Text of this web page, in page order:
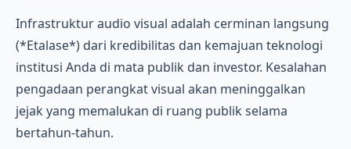
Infrastruktur audio visual adalah cerminan langsung
(*Etalase*) dari kredibilitas dan kemajuan teknologi
institusi Anda di mata publik dan investor. Kesalahan
pengadaan perangkat visual akan meninggalkan
jejak yang memalukan di ruang publik selama
bertahun-tahun.